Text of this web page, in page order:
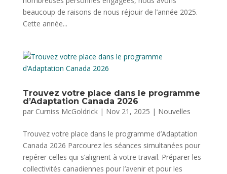
beaucoup de raisons de nous réjouir de l’année 2025.
Cette année...
Trouvez votre place dans le programme
d’Adaptation Canada 2026
par Curniss McGoldrick| Nov 21, 2025 | Nouvelles
Trouvez votre place dans le programme d’Adaptation
Canada 2026 Parcourez les séances simultanées pour
repérer celles qui s’alignent à votre travail. Préparer les
collectivités canadiennes pour l’avenir et pour les